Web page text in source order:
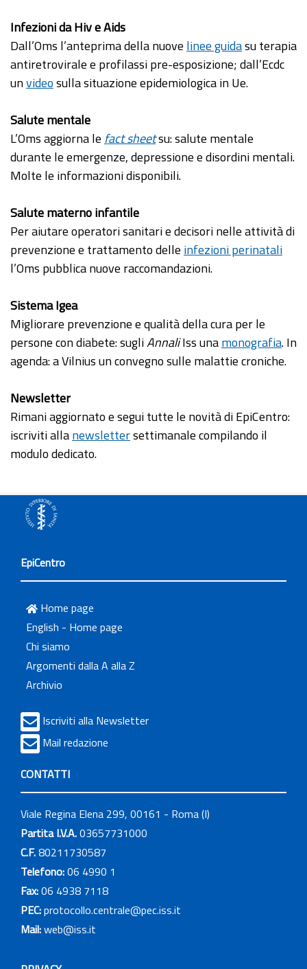
Infezioni da Hiv e Aids
Dall’Oms l’anteprima della nuove linee guidasu terapia
antiretrovirale e profilassi pre-esposizione; dall’Ecdc
unvideosulla situazione epidemiologica in Ue.
Salute mentale
L’Oms aggiorna le fact sheetsu: salute mentale
durante le emergenze, depressione e disordini mentali.
Molte le informazioni disponibili.
Salute materno infantile
Per aiutare operatori sanitari e decisori nelle attività di
prevenzione e trattamento delle infezioni perinatali
l’Oms pubblica nuove raccomandazioni.
Sistema Igea
Migliorare prevenzione e qualità della cura per le
persone con diabete: sugliAnnaliIss unamonografia. In
agenda: a Vilnius un convegno sulle malattie croniche.
Newsletter
Rimani aggiornato e segui tutte le novità di EpiCentro:
iscriviti allanewslettersettimanale compilando il
modulo dedicato.
EpiCentro
Home page
English - Home page
Chi siamo
Argomenti dalla A alla Z
Archivio
Iscriviti alla Newsletter
Mail redazione
CONTATTI
Viale Regina Elena 299, 00161 - Roma (I)
Partita I.V.A.03657731000
C.F.80211730587
Telefono:06 4990 1
Fax:06 4938 7118
PEC:protocollo.centrale@pec.iss.it
Mail:web@iss.it